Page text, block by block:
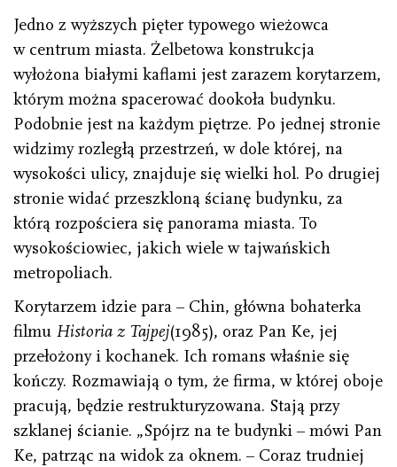
Jedno z wyższych pięter typowego wieżowca
w centrum miasta. Żelbetowa konstrukcja
wyłożona białymi kaflami jest zarazem korytarzem,
którym można spacerować dookoła budynku.
Podobnie jest na każdym piętrze. Po jednej stronie
widzimy rozległą przestrzeń, w dole której, na
wysokości ulicy, znajduje się wielki hol. Po drugiej
stronie widać przeszkloną ścianę budynku, za
którą rozpościera się panorama miasta. To
wysokościowiec, jakich wiele w tajwańskich
metropoliach.
Korytarzem idzie para – Chin, główna bohaterka
filmu Historia z Tajpej(1985), oraz Pan Ke, jej
przełożony i kochanek. Ich romans właśnie się
kończy. Rozmawiają o tym, że firma, w której oboje
pracują, będzie restrukturyzowana. Stają przy
szklanej ścianie. „Spójrz na te budynki – mówi Pan
Ke, patrząc na widok za oknem. – Coraz trudniej